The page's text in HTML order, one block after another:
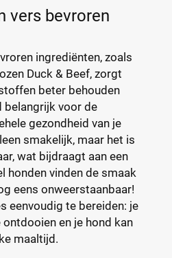
vers bevroren
ingrediënten, zoals
Duck & Beef, zorgt
beter behouden
belangrijk voor de
gezondheid van je
smakelijk, maar het is
wat bijdraagt aan een
honden vinden de smaak
eens onweerstaanbaar!
eenvoudig te bereiden: je
en je hond kan
maaltijd.